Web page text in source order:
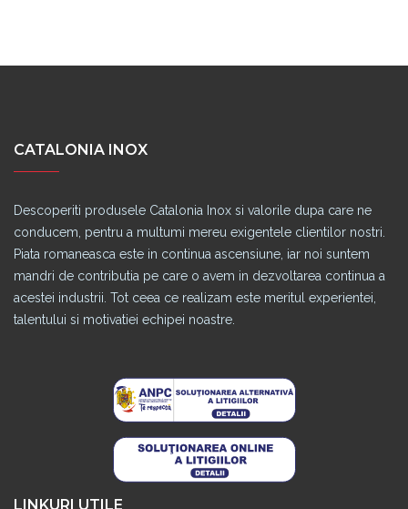
CATALONIA INOX
Descoperiti produsele Catalonia Inox si valorile dupa care ne
conducem, pentru a multumi mereu exigentele clientilor nostri.
Piata romaneasca este in continua ascensiune, iar noi suntem
mandri de contributia pe care o avem in dezvoltarea continua a
acestei industrii. Tot ceea ce realizam este meritul experientei,
talentului si motivatiei echipei noastre.
LINKURI UTILE